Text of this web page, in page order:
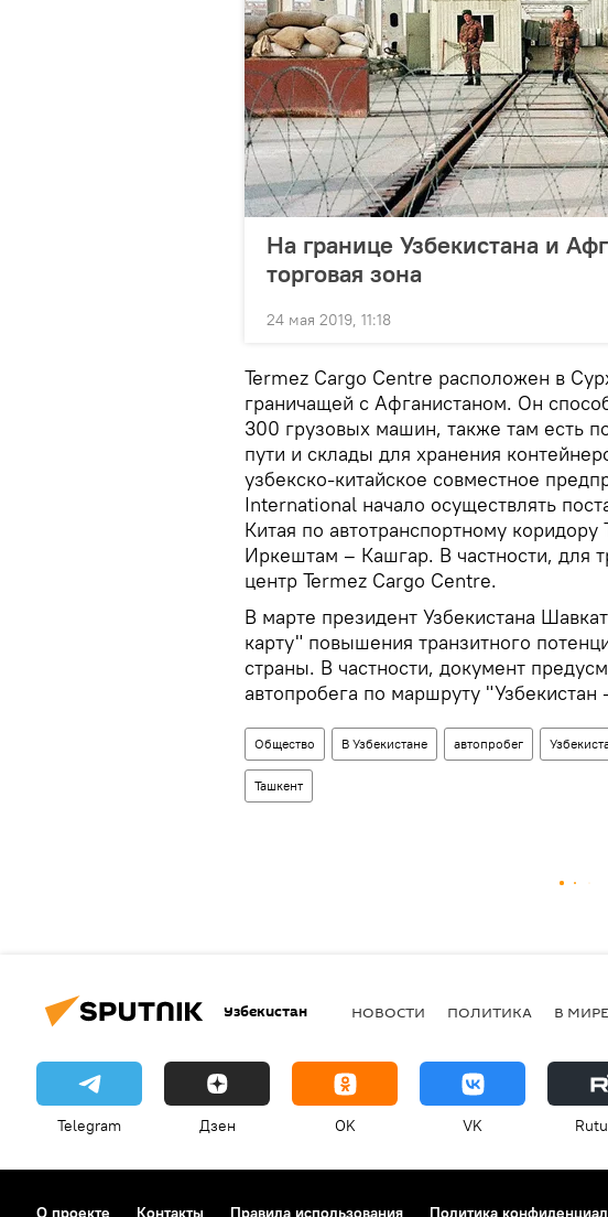
На границе Узбекистана и
торговая зона
24 мая 2019, 11:18
Termez Cargo Centre расположен в
граничащей с Афганистаном. Он
300 грузовых машин, также там есть
пути и склады для хранения
узбекско-китайское совместное
International начало осуществлять
Китая по автотранспортному
Иркештам – Кашгар. В частности, для
центр Termez Cargo Centre.
В марте президент Узбекистана
карту" повышения транзитного
страны. В частности, документ
автопробега по маршруту "Узбекистан
Общество В Узбекистане автопробег
Ташкент
Узбекистан НОВОСТИ ПОЛИТИКА В МИРЕ
Telegram Дзен OK VK
О проекте Контакты Правила использования Политика